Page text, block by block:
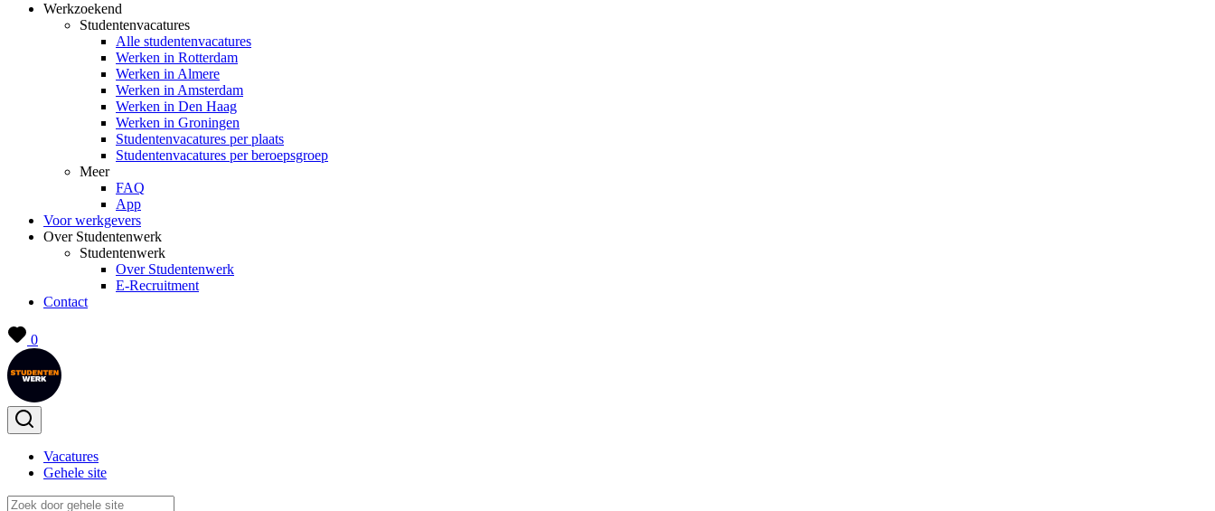
Werkzoekend
Studentenvacatures
Alle studentenvacatures
Werken in Rotterdam
Werken in Almere
Werken in Amsterdam
Werken in Den Haag
Werken in Groningen
Studentenvacatures per plaats
Studentenvacatures per beroepsgroep
Meer
FAQ
App
Voor werkgevers
Over Studentenwerk
Studentenwerk
Over Studentenwerk
E-Recruitment
Contact
0
Vacatures
Gehele site